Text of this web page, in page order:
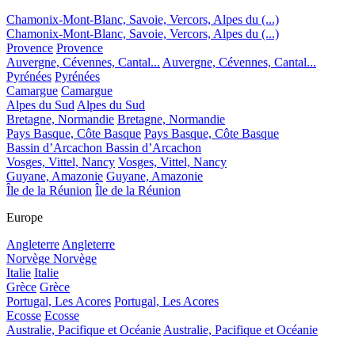
Chamonix-Mont-Blanc, Savoie, Vercors, Alpes du (...)
Chamonix-Mont-Blanc, Savoie, Vercors, Alpes du (...)
Provence Provence
Auvergne, Cévennes, Cantal... Auvergne, Cévennes, Cantal...
Pyrénées Pyrénées
Camargue Camargue
Alpes du Sud Alpes du Sud
Bretagne, Normandie Bretagne, Normandie
Pays Basque, Côte Basque Pays Basque, Côte Basque
Bassin d’Arcachon Bassin d’Arcachon
Vosges, Vittel, Nancy Vosges, Vittel, Nancy
Guyane, Amazonie Guyane, Amazonie
Île de la Réunion Île de la Réunion
Europe
Angleterre Angleterre
Norvège Norvège
Italie Italie
Grèce Grèce
Portugal, Les Acores Portugal, Les Acores
Ecosse Ecosse
Australie, Pacifique et Océanie Australie, Pacifique et Océanie